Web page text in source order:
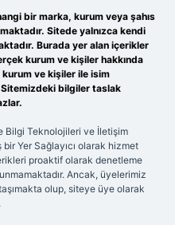
bir marka, kurum veya şahıs
Sitede yalnızca kendi
Burada yer alan içerikler
kurum ve kişiler hakkında
kurum ve kişiler ile isim
bilgiler taslak
Bilgi Teknolojileri ve İletişim
Yer Sağlayıcı olarak hizmet
proaktif olarak denetleme
Ancak, üyelerimiz
olup, siteye üye olarak